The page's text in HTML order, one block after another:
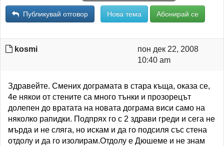
Публикувай отговор Нова тема Абонирай се
kosmi
пон дек 22, 2008
10:40 am
Здравейте. Смених дограмата в стара къща, оказа се,
4е някои от стените са много тънки и прозорецът
долепен до вратата на новата дограма виси само на
няколко рапидки. Подпрях го с 2 здрави греди и сега не
мърда и не сляга, но искам и да го подсиля със стена
отдолу и да го изолирам.Отдолу е Дюшеме и не знам